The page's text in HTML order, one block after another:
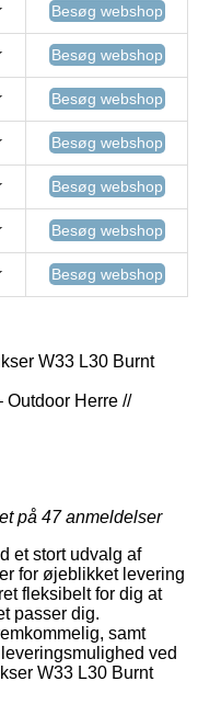
Besøg webshop
Besøg webshop
Besøg webshop
Besøg webshop
Besøg webshop
Besøg webshop
Besøg webshop
W33 L30 Burnt
Herre //
på 47anmeldelser
et stort udvalg af
for øjeblikket levering
fleksibelt for dig at
passer dig.
samt
ved
W33 L30 Burnt